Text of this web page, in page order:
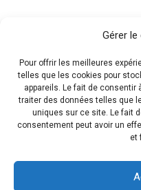
Gérer
Pour offrir les meilleures
telles que les cookies pour
appareils. Le fait de
traiter des données telles que
uniques sur ce site. Le fait
consentement peut avoir un
et